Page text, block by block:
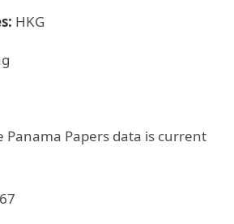
HKG
Panama Papers data is current